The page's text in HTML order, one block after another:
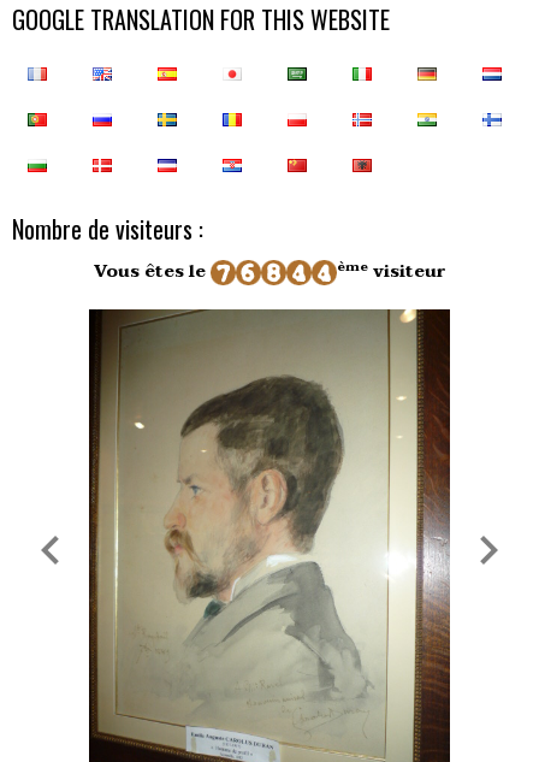
GOOGLE TRANSLATION FOR THIS WEBSITE
Nombre de visiteurs :
Vous êtes le èmevisiteur